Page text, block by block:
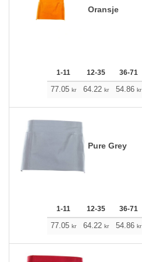
Oransje
1-11 12-35 36-71
77.05 kr 64.22 kr 54.86 kr
Pure Grey
1-11 12-35 36-71
77.05 kr 64.22 kr 54.86 kr